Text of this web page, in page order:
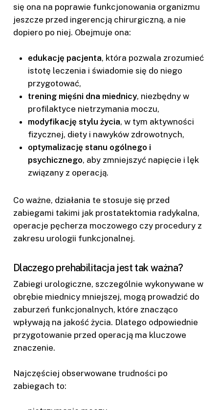
się ona na poprawie funkcjonowania organizmu
jeszcze przed ingerencją chirurgiczną, a nie
dopiero po niej. Obejmuje ona:
edukację pacjenta, która pozwala zrozumieć
istotę leczenia i świadomie się do niego
przygotować,
trening mięśni dna miednicy, niezbędny w
profilaktyce nietrzymania moczu,
modyfikację stylu życia, w tym aktywności
fizycznej, diety i nawyków zdrowotnych,
optymalizację stanu ogólnego i
psychicznego, aby zmniejszyć napięcie i lęk
związany z operacją.
Co ważne, działania te stosuje się przed
zabiegami takimi jak prostatektomia radykalna,
operacje pęcherza moczowego czy procedury z
zakresu urologii funkcjonalnej.
Dlaczego prehabilitacja jest tak ważna?
Zabiegi urologiczne, szczególnie wykonywane w
obrębie miednicy mniejszej, mogą prowadzić do
zaburzeń funkcjonalnych, które znacząco
wpływają na jakość życia. Dlatego odpowiednie
przygotowanie przed operacją ma kluczowe
znaczenie.
Najczęściej obserwowane trudności po
zabiegach to: